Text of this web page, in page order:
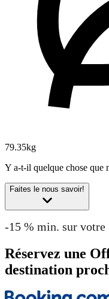
79.35kg
Y a-t-il quelque chose que
Faites le nous savoir!
-15 % min. sur votre
Réservez une
destination